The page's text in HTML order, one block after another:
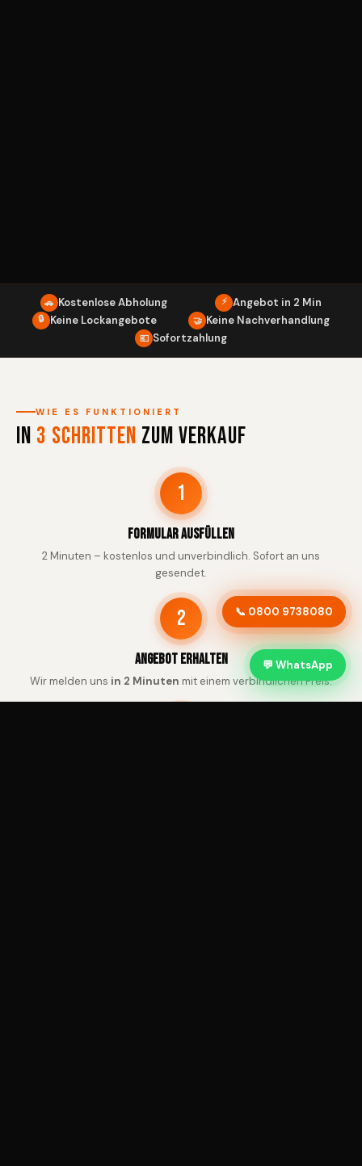
📞 0800 9738080
💬 WhatsApp
🚗 Kostenlose Abholung ⚡ Angebot in 2 Min
🔒 Keine Lockangebote 🤝 Keine Nachverhandlung
💶 Sofortzahlung
WIE ES FUNKTIONIERT
In 3 Schritten zum Verkauf
1
Formular ausfüllen
2 Minuten – kostenlos und unverbindlich. Sofort an uns
gesendet.
2
Angebot erhalten
Wir melden uns in 2 Minuten mit einem verbindlichen Preis.